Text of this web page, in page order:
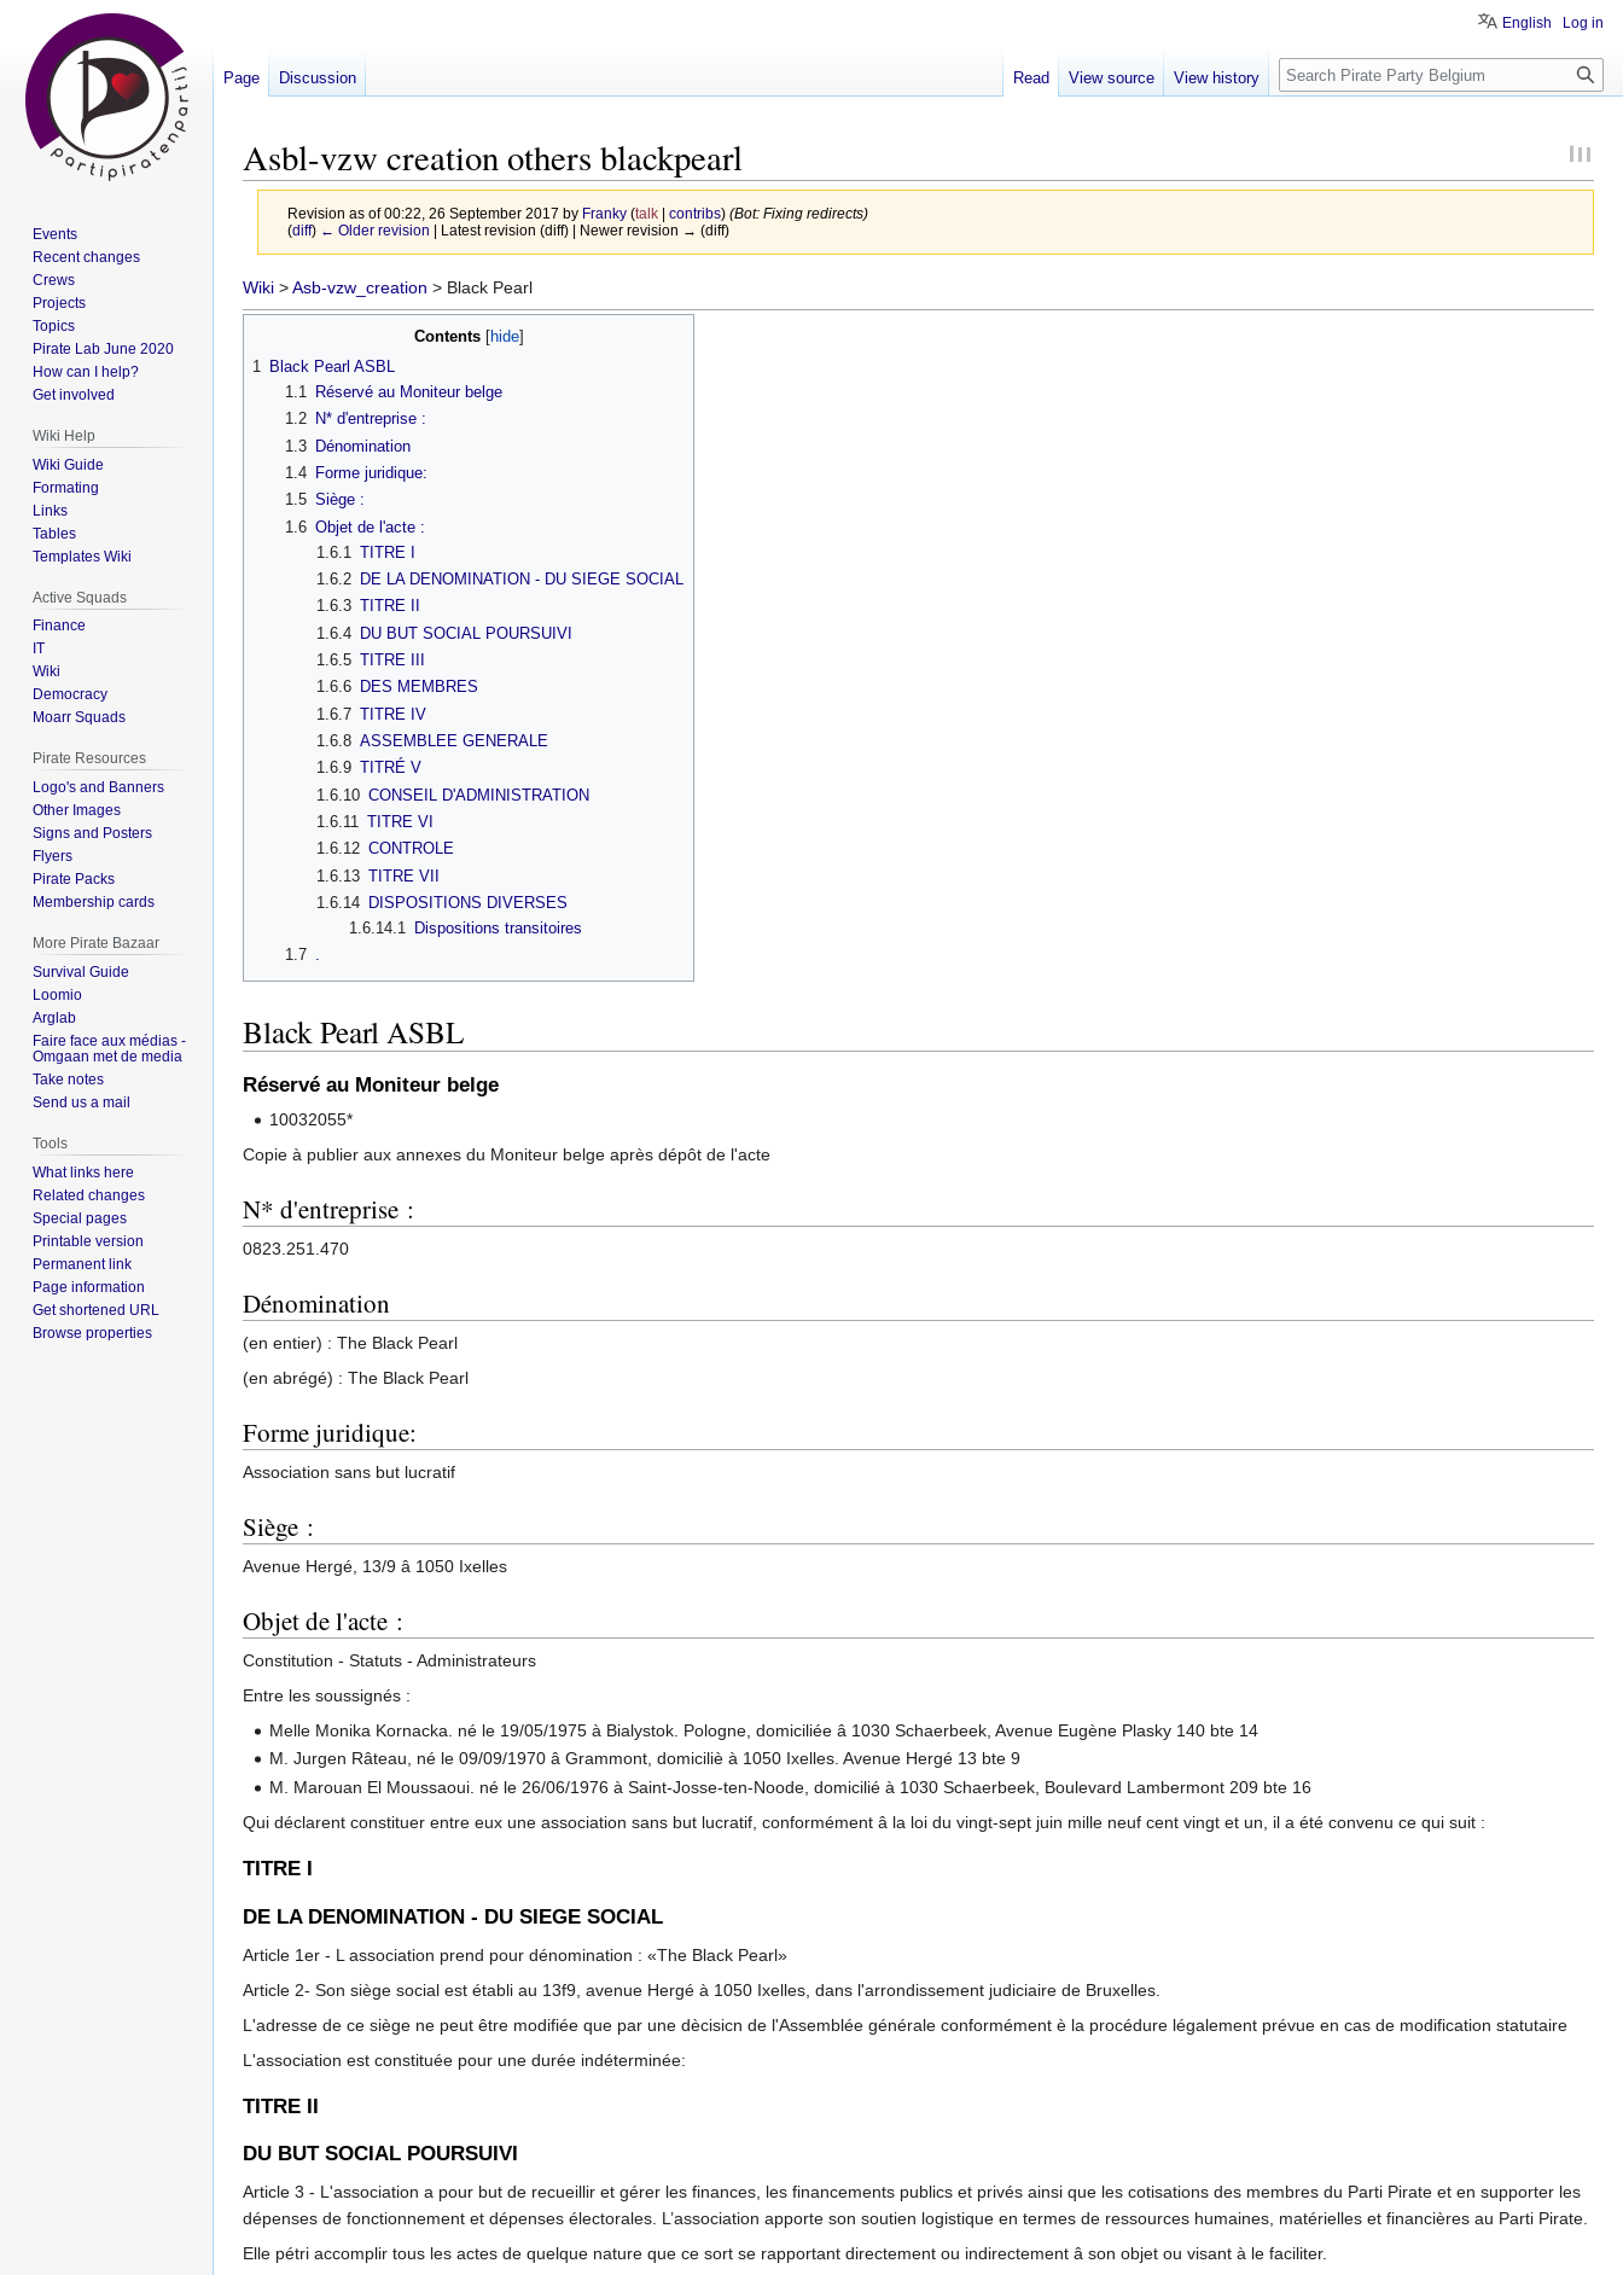
Asbl-vzw creation others blackpearl
Revision as of 00:22, 26 September 2017 by Franky (talk| contribs) (Bot: Fixing redirects)
(diff) ← Older revision | Latest revision (diff) | Newer revision → (diff)
Jump
to
Jump
to
Wiki >Asb-vzw_creation > Black Pearl
Contents
1
Black Pearl ASBL
1.1
Réservé au Moniteur belge
1.2
N* d'entreprise :
1.3 Dénomination
1.4
Forme juridique:
1.5 Siège :
1.6 Objet de l'acte :
1.6.1
TITRE I
1.6.2 DE LA DENOMINATION - DU SIEGE SOCIAL
1.6.3 TITRE II
1.6.4 DU BUT SOCIAL POURSUIVI
1.6.5 TITRE III
1.6.6 DES MEMBRES
1.6.7 TITRE IV
1.6.8 ASSEMBLEE GENERALE
1.6.9 TITRÉ V
1.6.10 CONSEIL D'ADMINISTRATION
1.6.11
TITRE VI
1.6.12 CONTROLE
1.6.13 TITRE VII
1.6.14 DISPOSITIONS DIVERSES
1.6.14.1
Dispositions transitoires
1.7 .
Black Pearl ASBL
Réservé au Moniteur belge
10032055*
Copie à publier aux annexes du Moniteur belge après dépôt de l'acte
N* d'entreprise :
0823.251.470
Dénomination
(en entier) : The Black Pearl
(en abrégé) : The Black Pearl
Forme juridique:
Association sans but lucratif
Siège :
Avenue Hergé, 13/9 â 1050 Ixelles
Objet de l'acte :
Constitution - Statuts - Administrateurs
Entre les soussignés :
Melle Monika Kornacka. né le 19/05/1975 à Bialystok. Pologne, domiciliée â 1030 Schaerbeek, Avenue Eugène Plasky 140 bte 14
M. Jurgen Râteau, né le 09/09/1970 â Grammont, domiciliè à 1050 Ixelles. Avenue Hergé 13 bte 9
M. Marouan El Moussaoui. né le 26/06/1976 à Saint-Josse-ten-Noode, domicilié à 1030 Schaerbeek, Boulevard Lambermont 209 bte 16
Qui déclarent constituer entre eux une association sans but lucratif, conformément â la loi du vingt-sept juin mille neuf cent vingt et un, il a été convenu ce qui suit :
TITRE I
DE LA DENOMINATION - DU SIEGE SOCIAL
Article 1er - L association prend pour dénomination : «The Black Pearl»
Article 2- Son siège social est établi au 13f9, avenue Hergé à 1050 Ixelles, dans l'arrondissement judiciaire de Bruxelles.
L'adresse de ce siège ne peut être modifiée que par une dècisicn de l'Assemblée générale conformément è la procédure légalement prévue en cas de modification statutaire
L'association est constituée pour une durée indéterminée:
TITRE II
DU BUT SOCIAL POURSUIVI
Article 3 - L'association a pour but de recueillir et gérer les finances, les financements publics et privés ainsi que les cotisations des membres du Parti Pirate et en supporter les
dépenses de fonctionnement et dépenses électorales. L’association apporte son soutien logistique en termes de ressources humaines, matérielles et financières au Parti Pirate.
Elle pétri accomplir tous les actes de quelque nature que ce sort se rapportant directement ou indirectement â son objet ou visant à le faciliter.
English Log in
Page Discussion Read View source View history Search
Events
Recent changes
Crews
Projects
Topics
Pirate Lab June 2020
How can I help?
Get involved
Wiki Help
Wiki Guide
Formating
Links
Tables
Templates Wiki
Active Squads
Finance
IT
Wiki
Democracy
Moarr Squads
Pirate Resources
Logo's and Banners
Other Images
Signs and Posters
Flyers
Pirate Packs
Membership cards
More Pirate Bazaar
Survival Guide
Loomio
Arglab
Faire face aux médias -
Omgaan met de media
Take notes
Send us a mail
Tools
What links here
Related changes
Special pages
Printable version
Permanent link
Page information
Get shortened URL
Browse properties